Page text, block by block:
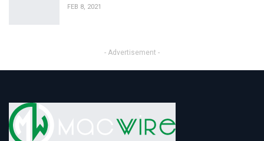
FEB 8, 2021
- Advertisement -